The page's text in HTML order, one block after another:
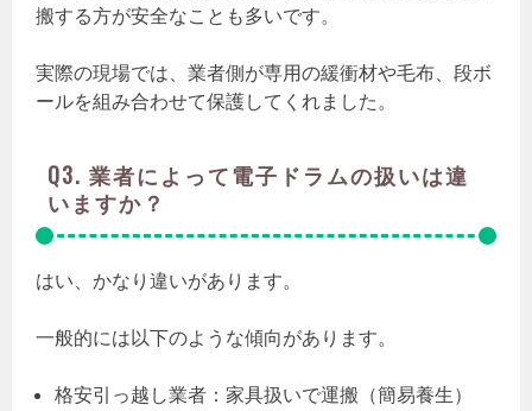
搬する方が安全なことも多いです。
実際の現場では、業者側が専用の緩衝材や毛布、段ボ
ールを組み合わせて保護してくれました。
Q3. 業者によって電子ドラムの扱いは違
いますか？
はい、かなり違いがあります。
一般的には以下のような傾向があります。
格安引っ越し業者：家具扱いで運搬（簡易養生）